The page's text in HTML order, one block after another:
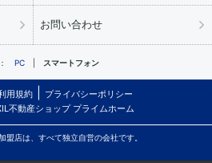
お問い合わせ
PC スマートフォン
用規約
プライバシーポリシー
不動産ショップ プライムホーム
盟店は、すべて独立自営の会社です。